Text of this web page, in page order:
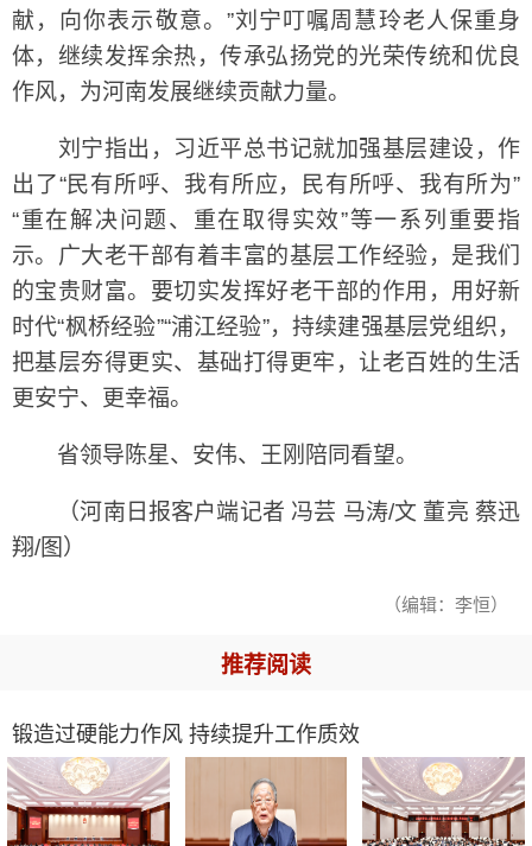
献，向你表示敬意。”刘宁叮嘱周慧玲老人保重身
体，继续发挥余热，传承弘扬党的光荣传统和优良
作风，为河南发展继续贡献力量。
刘宁指出，习近平总书记就加强基层建设，作
出了“民有所呼、我有所应，民有所呼、我有所为”
“重在解决问题、重在取得实效”等一系列重要指
示。广大老干部有着丰富的基层工作经验，是我们
的宝贵财富。要切实发挥好老干部的作用，用好新
时代“枫桥经验”“浦江经验”，持续建强基层党组织，
把基层夯得更实、基础打得更牢，让老百姓的生活
更安宁、更幸福。
省领导陈星、安伟、王刚陪同看望。
（河南日报客户端记者 冯芸 马涛/文 董亮 蔡迅
翔/图）
（编辑：李恒）
推荐阅读
锻造过硬能力作风 持续提升工作质效